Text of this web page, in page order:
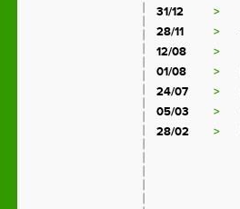
31/12
>
28/11
>
12/08
>
01/08
>
24/07
>
05/03
>
28/02
>